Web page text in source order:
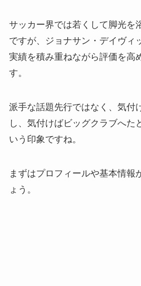
サッカー界では若くして脚光を
ですが、ジョナサン・デイヴィ
実績を積み重ねながら評価を高
す。
派手な話題先行ではなく、気付
し、気付けばビッグクラブへた
いう印象ですね。
まずはプロフィールや基本情報
ょう。